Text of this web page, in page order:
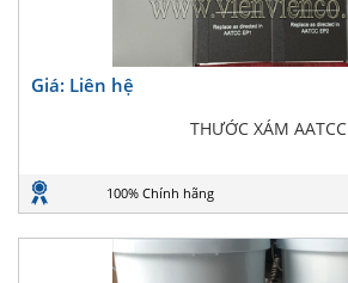
Giá: Liên hệ
THƯỚC XÁM AATCC
100% Chính hãng